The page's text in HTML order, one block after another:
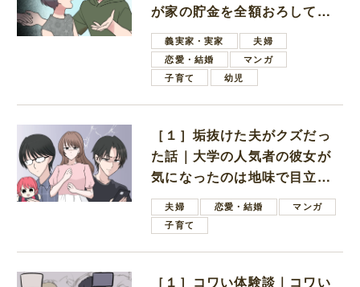
が家の貯金を全額おろしてほ
しいと言ってきた
義実家・実家
夫婦
恋愛・結婚
マンガ
子育て
幼児
［１］垢抜けた夫がクズだっ
た話｜大学の人気者の彼女が
気になったのは地味で目立た
ない男子学生
夫婦 恋愛・結婚
マンガ
子育て
［１］コワい体験談｜コワい